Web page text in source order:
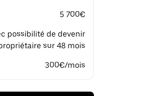
5 700€
possibilité de devenir
sur 48 mois
300€/mois